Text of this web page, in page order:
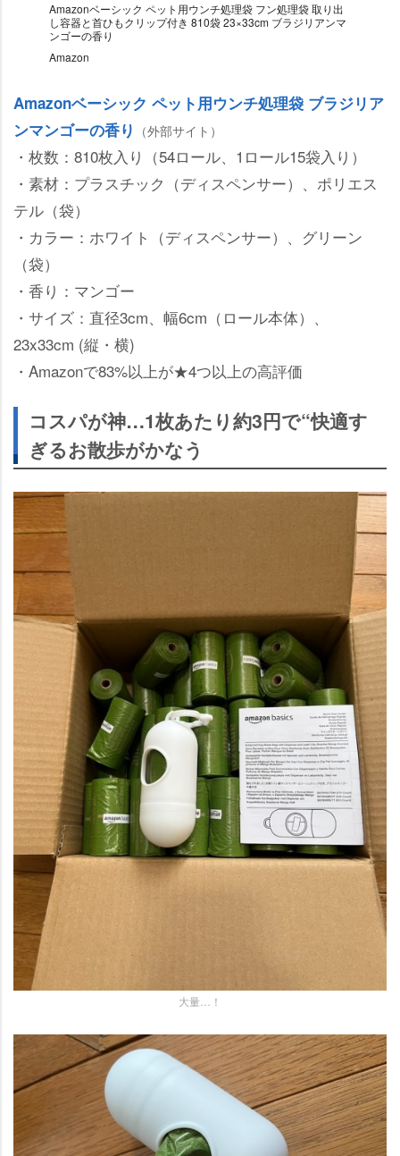
Amazonベーシック ペット用ウンチ処理袋 フン処理袋 取り出
し容器と首ひもクリップ付き 810袋 23×33cm ブラジリアンマ
ンゴーの香り
Amazon
Amazonベーシック ペット用ウンチ処理袋 ブラジリア
ンマンゴーの香り （外部サイト）
・枚数：810枚入り（54ロール、1ロール15袋入り）
・素材：プラスチック（ディスペンサー）、ポリエス
テル（袋）
・カラー：ホワイト（ディスペンサー）、グリーン
（袋）
・香り：マンゴー
・サイズ：直径3cm、幅6cm（ロール本体）、
23x33cm (縦・横)
・Amazonで83%以上が★4つ以上の高評価
コスパが神…1枚あたり約3円で“快適す
ぎるお散歩がかなう
大量…！